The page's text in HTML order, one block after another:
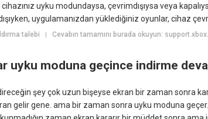
uyku modundaysa, çevrimdışıysa veya
uygulamanızdan yüklediğiniz oyunlar, cihaz
talebi | Cevabın tamamını burada okuyun:
uyku moduna geçince indirme
şey çok uzun bişeyse ekran bir zaman sonra
gelir gene. ama bir zaman sonra uyku moduna